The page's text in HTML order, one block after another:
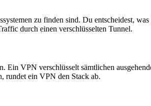
zu finden sind. Du entscheidest,
durch einen verschlüsselten Tunnel.
VPN verschlüsselt sämtlichen
rundet ein VPN den Stack ab.